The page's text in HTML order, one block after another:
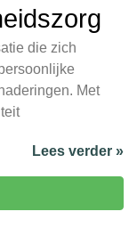
die zich
Met
Lees verder »